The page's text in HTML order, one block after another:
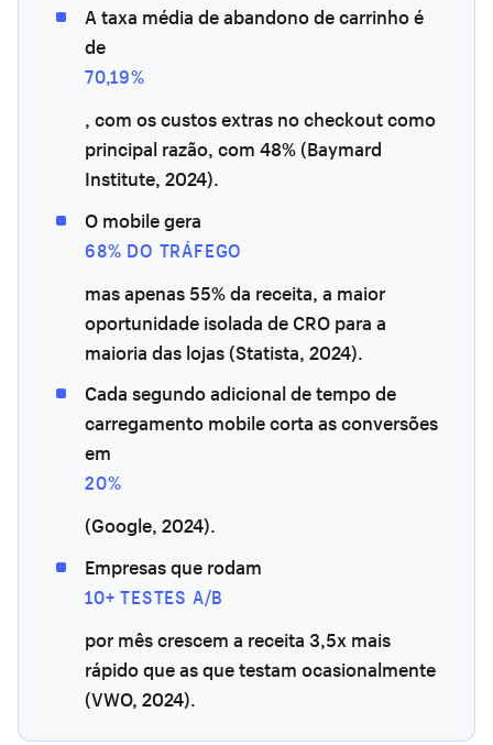
A taxa média de abandono de carrinho é
de
70,19%
, com os custos extras no checkout como
principal razão, com 48% (Baymard
Institute, 2024).
O mobile gera
68% DO TRÁFEGO
mas apenas 55% da receita, a maior
oportunidade isolada de CRO para a
maioria das lojas (Statista, 2024).
Cada segundo adicional de tempo de
carregamento mobile corta as conversões
em
20%
(Google, 2024).
Empresas que rodam
10+ TESTES A/B
por mês crescem a receita 3,5x mais
rápido que as que testam ocasionalmente
(VWO, 2024).